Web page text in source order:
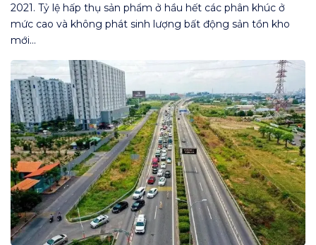
2021. Tỷ lệ hấp thụ sản phẩm ở hầu hết các phân khúc ở
mức cao và không phát sinh lượng bất động sản tồn kho
mới…